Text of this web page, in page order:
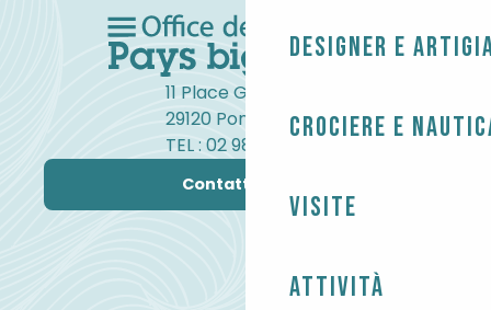
Designer e
Crociere e
Visite
Attività
11 Place Gambetta
29120 Pont-l'Abbé
TEL : 02 98 82 37 99
Contattateci